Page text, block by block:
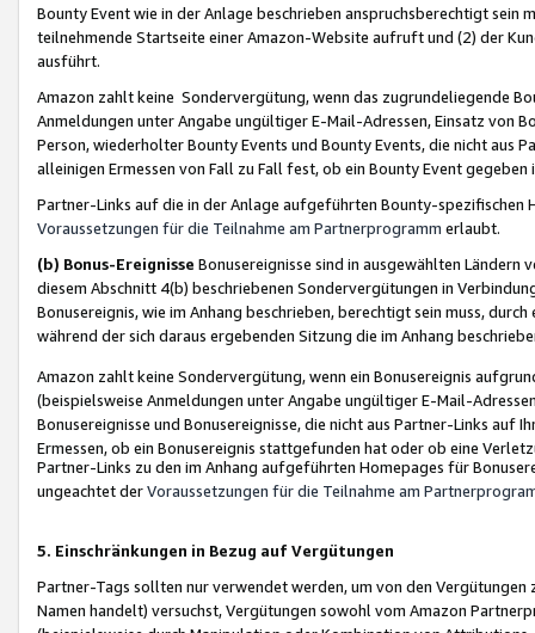
Bounty Event wie in der Anlage beschrieben anspruchsberechtigt sein
teilnehmende Startseite einer Amazon-Website aufruft und (2) der
ausführt.
Amazon zahlt keine Sondervergütung, wenn das zugrundeliegende
Anmeldungen unter Angabe ungültiger E-Mail-Adressen, Einsatz von
Person, wiederholter Bounty Events und Bounty Events, die nicht
alleinigen Ermessen von Fall zu Fall fest, ob ein Bounty Event
Partner-Links auf die in der Anlage aufgeführten Bounty-spezifischen
Voraussetzungen für die Teilnahme am Partnerprogramm erlaubt.
(b) Bonus-Ereignisse Bonusereignisse sind in ausgewählten Ländern
diesem Abschnitt 4(b) beschriebenen Sondervergütungen in
Bonusereignis, wie im Anhang beschrieben, berechtigt sein muss,
während der sich daraus ergebenden Sitzung die im Anhang
Amazon zahlt keine Sondervergütung, wenn ein Bonusereignis
(beispielsweise Anmeldungen unter Angabe ungültiger E-Mail-
Bonusereignisse und Bonusereignisse, die nicht aus Partner-Links auf
Ermessen, ob ein Bonusereignis stattgefunden hat oder ob eine
Partner-Links zu den im Anhang aufgeführten Homepages für
ungeachtet derVoraussetzungen für die Teilnahme am
5. Einschränkungen in Bezug auf Vergütungen
Partner-Tags sollten nur verwendet werden, um von den
Namen handelt) versuchst, Vergütungen sowohl vom Amazon